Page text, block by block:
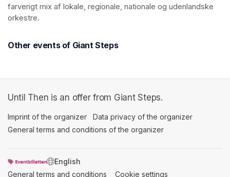
farverigt mix af lokale, regionale, nationale og udenlandske
orkestre.
Other events of Giant Steps
Until Then is an offer from Giant Steps.
Imprint of the organizer (opens in a new tab)
Data privacy of the organizer
General terms and conditions of the organizer
SWITCH LANGUAGE
General terms and conditions (opens in a new tab)
Cookie settings